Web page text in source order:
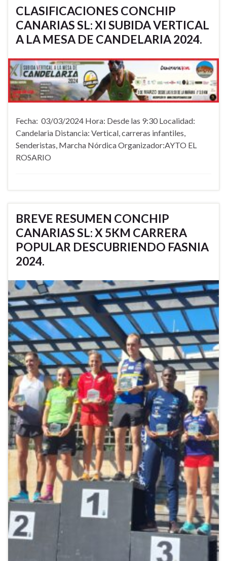
CLASIFICACIONES CONCHIP
CANARIAS SL: XI SUBIDA VERTICAL
A LA MESA DE CANDELARIA 2024.
Fecha: 03/03/2024 Hora: Desde las 9:30 Localidad:
Candelaria Distancia: Vertical, carreras infantiles,
Senderistas, Marcha Nórdica Organizador:AYTO EL
ROSARIO
BREVE RESUMEN CONCHIP
CANARIAS SL: X 5KM CARRERA
POPULAR DESCUBRIENDO FASNIA
2024.